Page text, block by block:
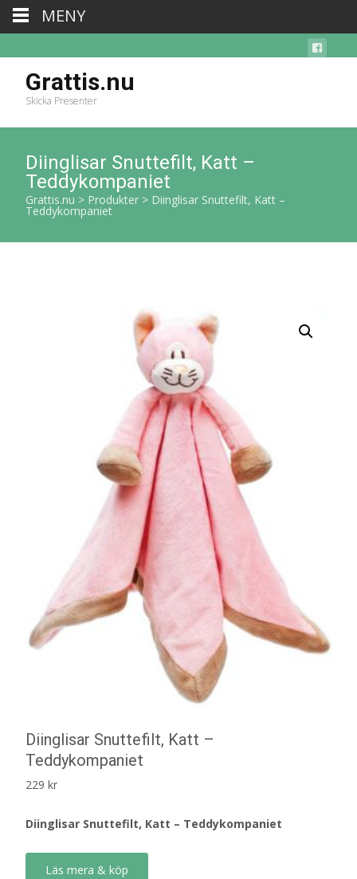
Grattis.nu
Skicka Presenter
Diinglisar Snuttefilt, Katt –
Teddykompaniet
Grattis.nu > Produkter > Diinglisar Snuttefilt, Katt –
Teddykompaniet
Diinglisar Snuttefilt, Katt –
Teddykompaniet
229 kr
Diinglisar Snuttefilt, Katt – Teddykompaniet
Läs mera & köp
MENY